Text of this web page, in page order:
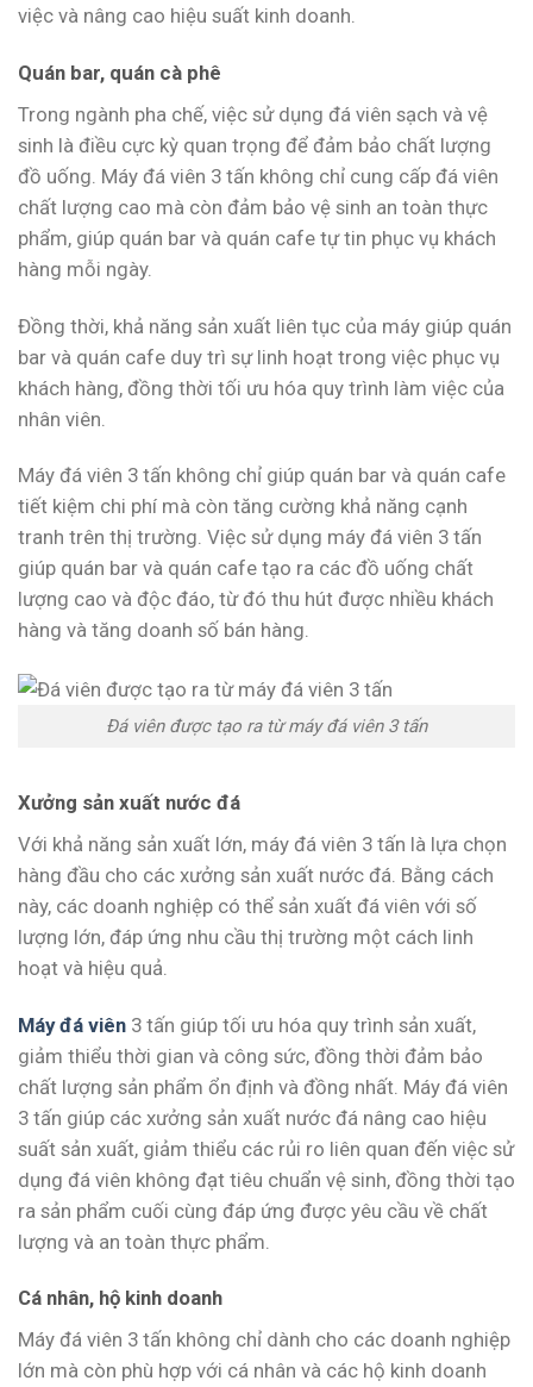
việc và nâng cao hiệu suất kinh doanh.
Quán bar, quán cà phê
Trong ngành pha chế, việc sử dụng đá viên sạch và vệ
sinh là điều cực kỳ quan trọng để đảm bảo chất lượng
đồ uống. Máy đá viên 3 tấn không chỉ cung cấp đá viên
chất lượng cao mà còn đảm bảo vệ sinh an toàn thực
phẩm, giúp quán bar và quán cafe tự tin phục vụ khách
hàng mỗi ngày.
Đồng thời, khả năng sản xuất liên tục của máy giúp quán
bar và quán cafe duy trì sự linh hoạt trong việc phục vụ
khách hàng, đồng thời tối ưu hóa quy trình làm việc của
nhân viên.
Máy đá viên 3 tấn không chỉ giúp quán bar và quán cafe
tiết kiệm chi phí mà còn tăng cường khả năng cạnh
tranh trên thị trường. Việc sử dụng máy đá viên 3 tấn
giúp quán bar và quán cafe tạo ra các đồ uống chất
lượng cao và độc đáo, từ đó thu hút được nhiều khách
hàng và tăng doanh số bán hàng.
Đá viên được tạo ra từ máy đá viên 3 tấn
Xưởng sản xuất nước đá
Với khả năng sản xuất lớn, máy đá viên 3 tấn là lựa chọn
hàng đầu cho các xưởng sản xuất nước đá. Bằng cách
này, các doanh nghiệp có thể sản xuất đá viên với số
lượng lớn, đáp ứng nhu cầu thị trường một cách linh
hoạt và hiệu quả.
Máy đá viên 3 tấn giúp tối ưu hóa quy trình sản xuất,
giảm thiểu thời gian và công sức, đồng thời đảm bảo
chất lượng sản phẩm ổn định và đồng nhất. Máy đá viên
3 tấn giúp các xưởng sản xuất nước đá nâng cao hiệu
suất sản xuất, giảm thiểu các rủi ro liên quan đến việc sử
dụng đá viên không đạt tiêu chuẩn vệ sinh, đồng thời tạo
ra sản phẩm cuối cùng đáp ứng được yêu cầu về chất
lượng và an toàn thực phẩm.
Cá nhân, hộ kinh doanh
Máy đá viên 3 tấn không chỉ dành cho các doanh nghiệp
lớn mà còn phù hợp với cá nhân và các hộ kinh doanh